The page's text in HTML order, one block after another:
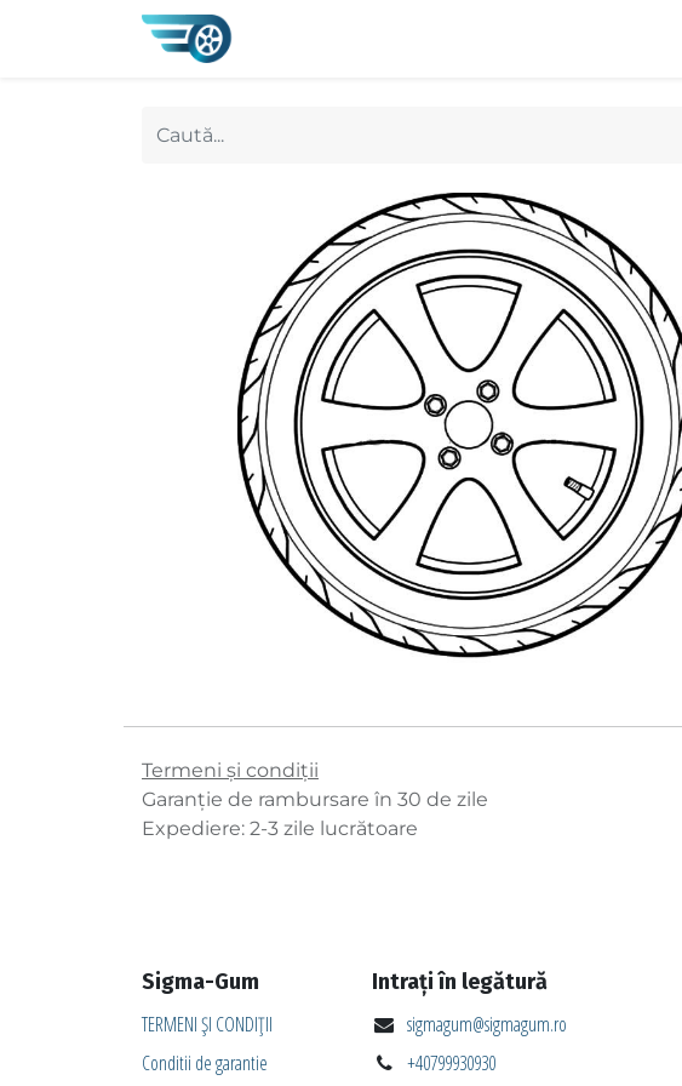
Termeni și condiții
Garanție de rambursare în 30 de zile
Expediere: 2-3 zile lucrătoare
Sigma-Gum
TERMENI ȘI CONDIȚII
Conditii de garantie
Intrați în legătură
sigmagum@sigmagum.ro
+40799930930